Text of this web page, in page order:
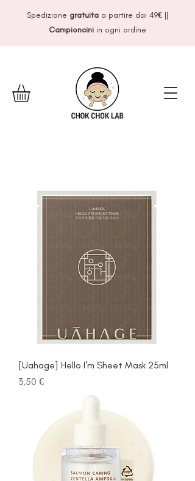
Spedizione gratuitaa partire dai 49€||
Campioncini in ogni ordine
[Uahage] Hello I'm Sheet Mask 25ml
Prezzo
3,50 €